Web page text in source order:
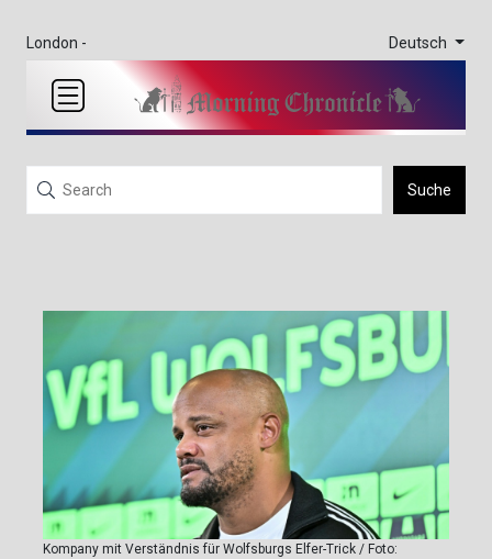
London - Deutsch
Suche
Kompany mit Verständnis für Wolfsburgs Elfer-Trick / Foto: